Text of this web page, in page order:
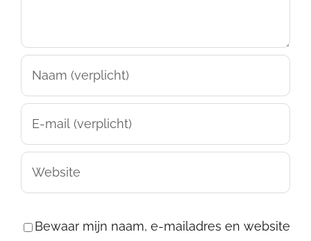
Bewaar mijn naam, e-mailadres en website